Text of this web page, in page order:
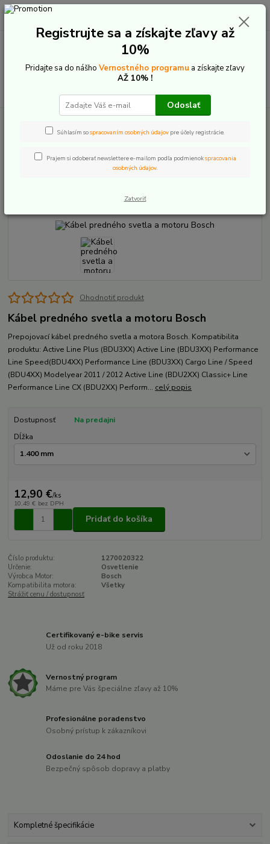
+421 907 20 22 33
0,00 €
Kábel predného svetla a motoru Bosch
Kábel predného svetla a motoru
Ohodnotiť produkt
Kábel predného svetla a motoru Bosch
Prepojovací kábel predného svetla a motora Bosch. Kompatibilita
produktu: Active Line Plus (BDU3XX) Active Line (BDU3XX) Performance
Line Speed(BDU4XX) Performance Line (BDU3XX) Cargo Line / Speed
(BDU4XX) Modelyear 2011 / 2012 Active Line (BDU2XX) Classic+ Line
Performance Line CX (BDU2XX) Perform... celý popis
Dostupnosť
Na predajni
Dĺžka
12,90 €/ks
10,49 € bez DPH
Pridať do košíka
Číslo produktu:
1270020322
Určenie:
Osvetlenie
Výrobca Motor:
Bosch
Kompatibilita motora:
Všetky
Strážiť cenu / dostupnosť
Certifikovaný e-bike servis
Už od roku 2018
Vernostný program
Máme pre Vás špeciálne zľavy až 10%
Profesionálne poradenstvo
Osobný prístup k zákazníkovi
Odoslanie do 24 hod
Bezpečný spôsob dopravy a platby
Kompletné špecifikácie
Registrujte sa a získajte zľavy až
10%
Pridajte sa do nášho Vernostného programu a získajte zľavy
AŽ 10% !
Odoslať
Súhlasím sospracovaním osobných údajov pre účely registrácie.
Prajem si odoberať newslettere e-mailom podľa podmienokspracovania
osobných údajov.
Zatvoriť